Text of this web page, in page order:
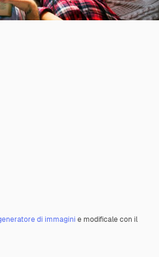
di immagini e modificale con il